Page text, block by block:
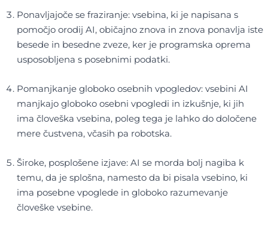
Ponavljajoče se fraziranje: vsebina, ki je napisana s
pomočjo orodij AI, običajno znova in znova ponavlja iste
besede in besedne zveze, ker je programska oprema
usposobljena s posebnimi podatki.
Pomanjkanje globoko osebnih vpogledov: vsebini AI
manjkajo globoko osebni vpogledi in izkušnje, ki jih
ima človeška vsebina, poleg tega je lahko do določene
mere čustvena, včasih pa robotska.
Široke, posplošene izjave: AI se morda bolj nagiba k
temu, da je splošna, namesto da bi pisala vsebino, ki
ima posebne vpoglede in globoko razumevanje
človeške vsebine.